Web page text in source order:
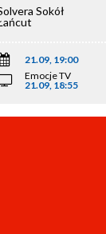
Sokół
21.09, 19:00
Emocje TV
21.09, 18:55